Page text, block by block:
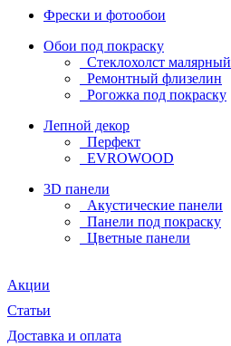
Фрески и фотообои
Обои под покраску
Стеклохолст малярный
Ремонтный флизелин
Рогожка под покраску
Лепной декор
Перфект
EVROWOOD
3D панели
Акустические панели
Панели под покраску
Цветные панели
Акции
Статьи
Доставка и оплата